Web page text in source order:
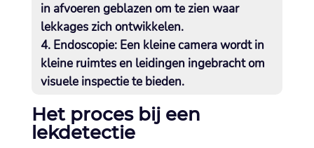
in afvoeren geblazen om te zien waar
lekkages zich ontwikkelen.​
Endoscopie:Een kleine camera wordt in
kleine ruimtes en leidingen ingebracht om
visuele inspectie te bieden.​
Het proces bij een
lekdetectie